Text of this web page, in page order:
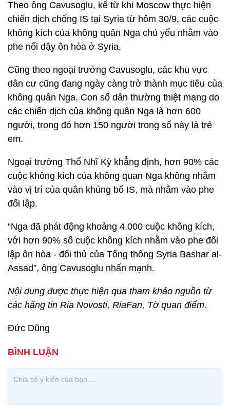
Theo ông Cavusoglu, kể từ khi Moscow thực hiện
chiến dịch chống IS tại Syria từ hôm 30/9, các cuộc
không kích của không quân Nga chủ yếu nhằm vào
phe nổi dậy ôn hòa ở Syria.
Cũng theo ngoại trưởng Cavusoglu, các khu vực
dân cư cũng đang ngày càng trở thành mục tiêu của
không quân Nga. Con số dân thường thiệt mạng do
các chiến dịch của không quân Nga là hơn 600
người, trong đó hơn 150 người trong số này là trẻ
em.
Ngoại trưởng Thổ Nhĩ Kỳ khẳng định, hơn 90% các
cuộc không kích của không quan Nga không nhằm
vào vị trí của quân khủng bố IS, mà nhằm vào phe
đối lập.
“Nga đã phát động khoảng 4.000 cuộc không kích,
với hơn 90% số cuộc không kích nhằm vào phe đối
lập ôn hòa - đối thủ của Tổng thống Syria Bashar al-
Assad”, ông Cavusoglu nhấn mạnh.
Nội dung được thực hiện qua tham khảo nguồn từ
các hãng tin Ria Novosti, RiaFan, Tờ quan điểm.
Đức Dũng